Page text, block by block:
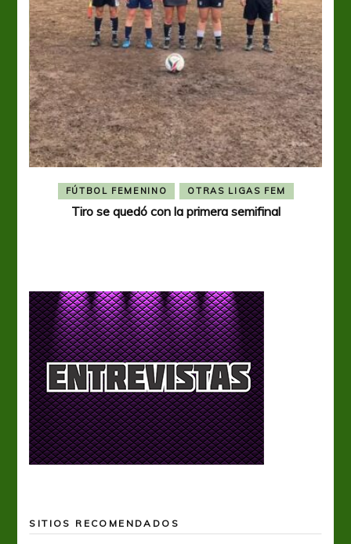
FÚTBOL FEMENINO OTRAS LIGAS FEM
Tiro se quedó con la primera semifinal
SITIOS RECOMENDADOS